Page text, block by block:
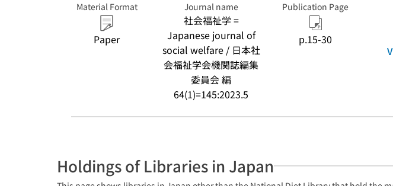
Material Format
Paper
Journal name
社会福祉学 =
Japanese journal of
social welfare / 日本社
会福祉学会機関誌編集
委員会 編
64(1)=145:2023.5
Publication Page
p.15-30
Holdings of Libraries in Japan